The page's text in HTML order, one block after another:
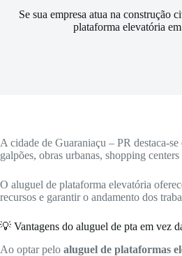
Se sua empresa atua na construção
plataforma elevatória
A cidade de Guaraniaçu – PR destaca-
galpões, obras urbanas, shopping
O aluguel de plataforma elevatória
recursos e garantir o andamento dos
💡 Vantagens do aluguel de pta em vez
Ao optar pelo aluguel de plataformas